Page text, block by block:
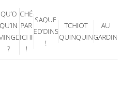
QU’O
QU’IN
?
CHÉ
PAR
ICHI
!
SAQUE
ED’DINS
!
TCHIOT
QUINQUIN
AU
GARDIN